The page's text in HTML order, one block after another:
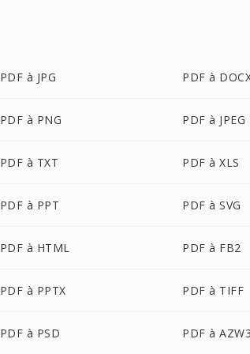
PDF à JPG PDF à
PDF à PNG PDF à JPEG
PDF à TXT PDF à XLS
PDF à PPT PDF à SVG
PDF à HTML PDF à FB2
PDF à PPTX PDF à TIFF
PDF à PSD PDF à